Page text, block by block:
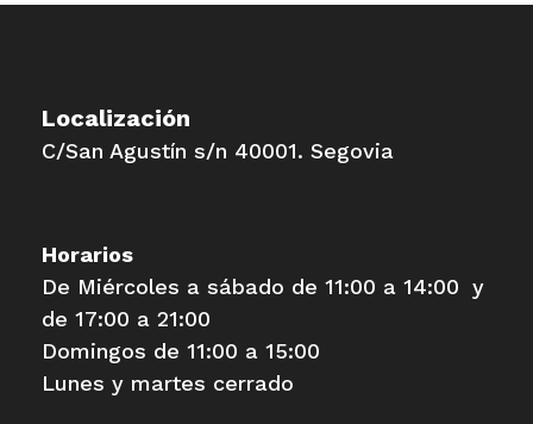
Localización
C/San Agustín s/n 40001. Segovia
Horarios
De Miércoles a sábado de 11:00 a 14:00 y
de 17:00 a 21:00
Domingos de 11:00 a 15:00
Lunes y martes cerrado